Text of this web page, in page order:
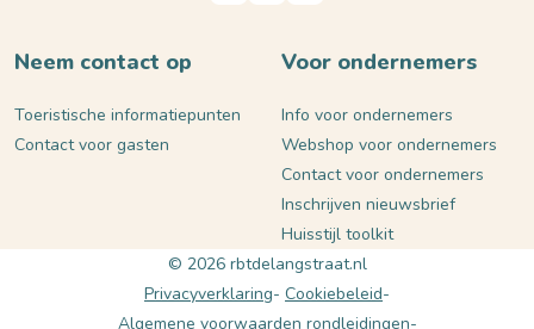
Neem contact op
Toeristische informatiepunten
Contact voor gasten
Voor ondernemers
Info voor ondernemers
Webshop voor ondernemers
Contact voor ondernemers
Inschrijven nieuwsbrief
Huisstijl toolkit
© 2026 rbtdelangstraat.nl
Privacyverklaring Cookiebeleid
Algemene voorwaarden rondleidingen